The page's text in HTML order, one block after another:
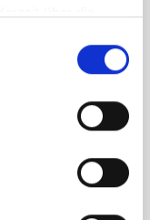
Lage
identifizieren